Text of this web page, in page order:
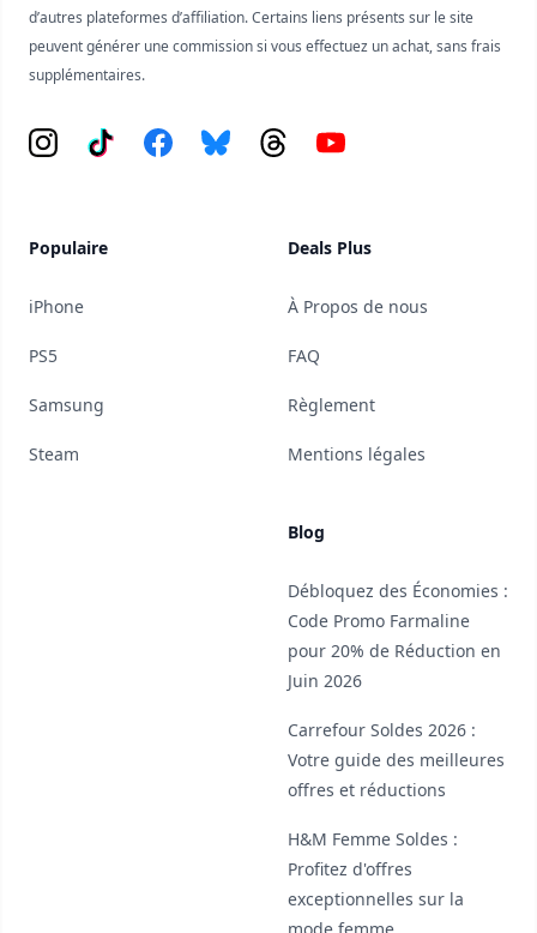
d’autres plateformes d’affiliation. Certains liens présents sur le site
peuvent générer une commission si vous effectuez un achat, sans frais
supplémentaires.
Instagram
Tiktok FacebookBlueskyThreadsYouTube
Populaire
iPhone
PS5
Samsung
Steam
Deals Plus
À Propos de nous
FAQ
Règlement
Mentions légales
Blog
Débloquez des Économies :
Code Promo Farmaline
pour 20% de Réduction en
Juin 2026
Carrefour Soldes 2026 :
Votre guide des meilleures
offres et réductions
H&M Femme Soldes :
Profitez d'offres
exceptionnelles sur la